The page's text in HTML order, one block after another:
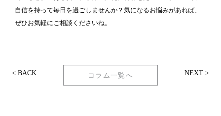
自信を持って毎日を過ごしませんか？気になるお悩みがあれば、
ぜひお気軽にご相談くださいね。
< BACK コラム一覧へ NEXT >